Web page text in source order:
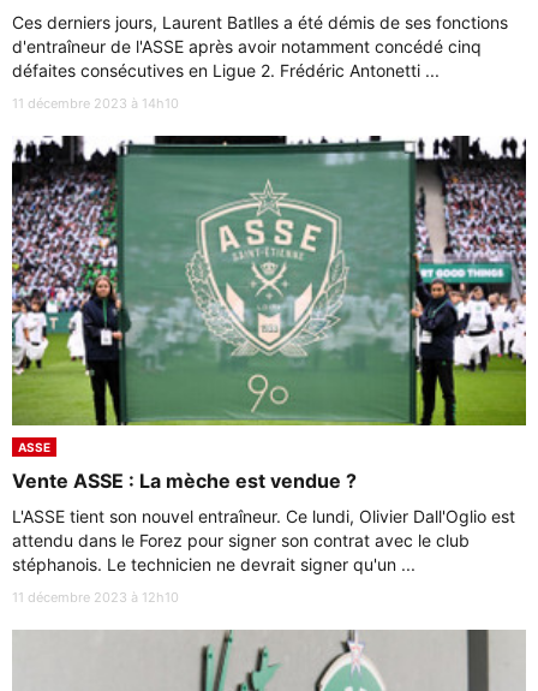
Ces derniers jours, Laurent Batlles a été démis de ses fonctions
d'entraîneur de l'ASSE après avoir notamment concédé cinq
défaites consécutives en Ligue 2. Frédéric Antonetti ...
11 décembre 2023 à 14h10
ASSE
Vente ASSE : La mèche est vendue ?
L'ASSE tient son nouvel entraîneur. Ce lundi, Olivier Dall'Oglio est
attendu dans le Forez pour signer son contrat avec le club
stéphanois. Le technicien ne devrait signer qu'un ...
11 décembre 2023 à 12h10